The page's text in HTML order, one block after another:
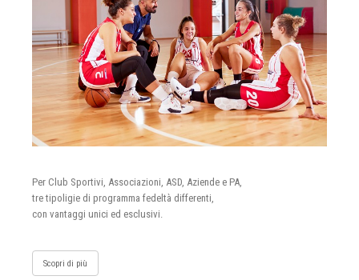
Per Club Sportivi, Associazioni, ASD, Aziende e PA,
tre tipoligie di programma fedeltà differenti,
con vantaggi unici ed esclusivi.
Scopri di più